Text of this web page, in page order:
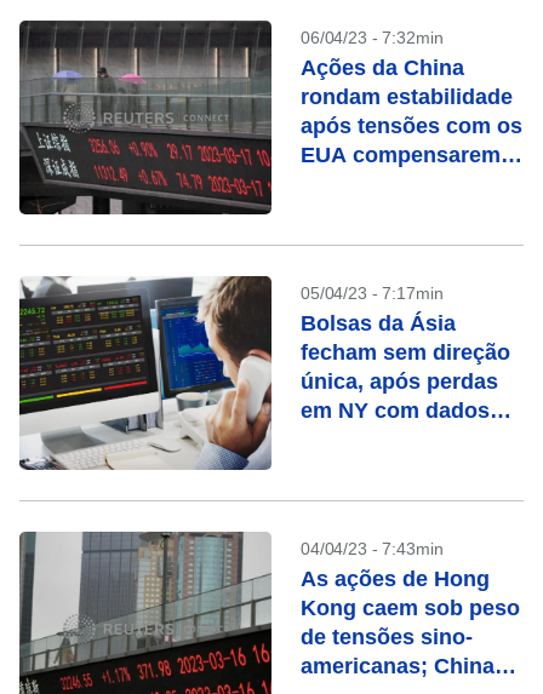
06/04/23 - 7:32min
Ações da China
rondam estabilidade
após tensões com os
EUA compensarem
05/04/23 - 7:17min
Bolsas da Ásia
fecham sem direção
única, após perdas
em NY com dados
04/04/23 - 7:43min
As ações de Hong
Kong caem sob peso
de tensões sino-
americanas; China